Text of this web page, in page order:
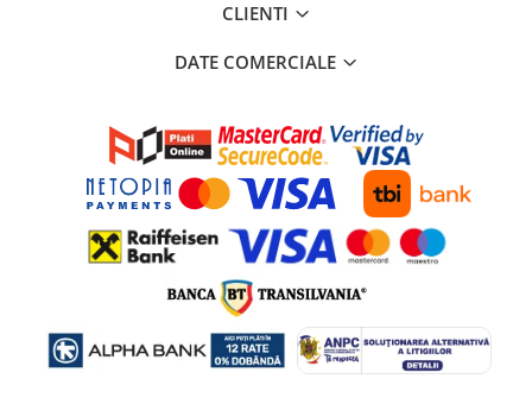
CLIENTI
DATE COMERCIALE